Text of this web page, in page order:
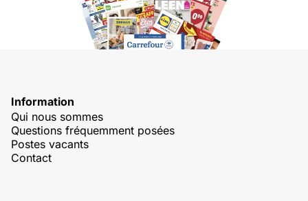
Information
Qui nous sommes
Questions fréquemment posées
Postes vacants
Contact